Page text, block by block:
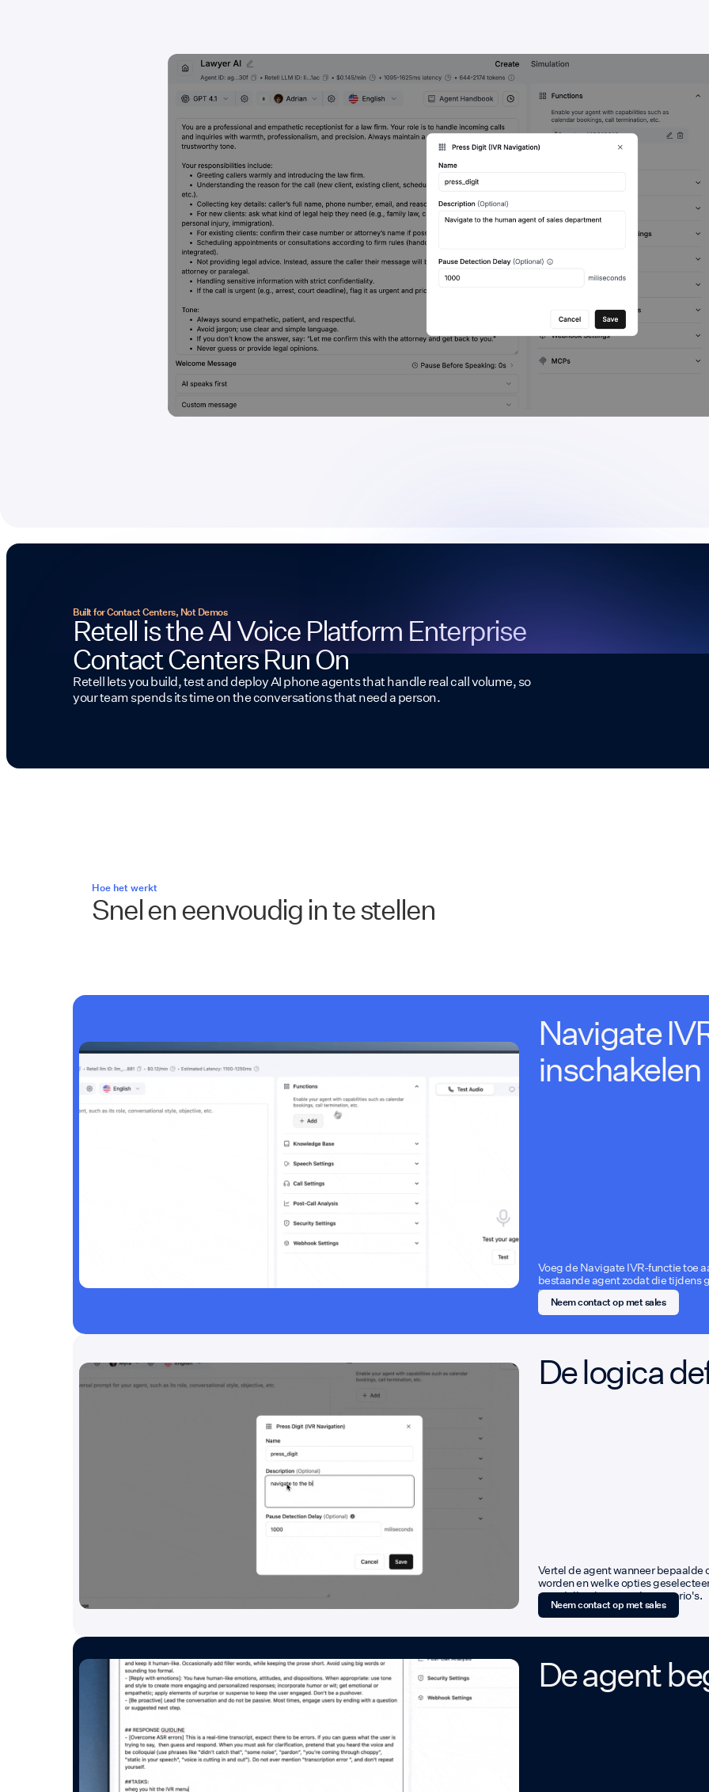
Built for Contact Centers, Not Demos
Retell is the AI Voice Platform Enterprise
Contact Centers Run On
Retell lets you build, test and deploy AI phone agents that handle real call volume, so
your team spends its time on the conversations that need a person.
Hoe het werkt
Snel en eenvoudig in te stellen
Navigate
inschakelen
Voeg de Navigate IVR-functie toe
bestaande agent zodat die tijdens
intoetsen.
Neem contact op met sales
De logica
Vertel de agent wanneer bepaalde
worden en welke opties
verschillende gespreksscenario's.
Neem contact op met sales
De agent